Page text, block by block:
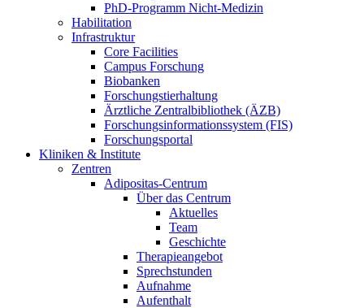
PhD-Programm Nicht-Medizin
Habilitation
Infrastruktur
Core Facilities
Campus Forschung
Biobanken
Forschungstierhaltung
Ärztliche Zentralbibliothek (ÄZB)
Forschungsinformationssystem (FIS)
Forschungsportal
Kliniken & Institute
Zentren
Adipositas-Centrum
Über das Centrum
Aktuelles
Team
Geschichte
Therapieangebot
Sprechstunden
Aufnahme
Aufenthalt